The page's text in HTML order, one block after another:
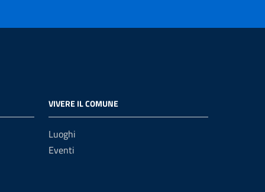
VIVERE IL COMUNE
Luoghi
Eventi